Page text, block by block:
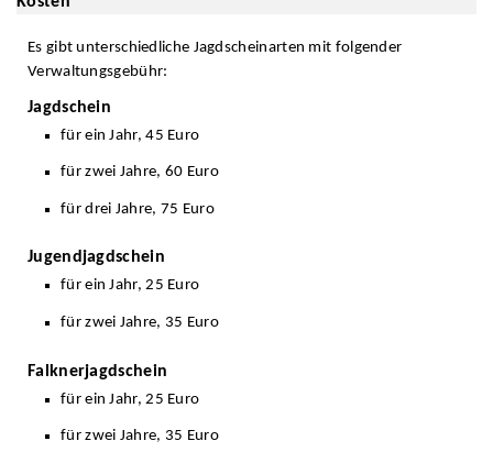
Es gibt unterschiedliche Jagdscheinarten mit folgender
Verwaltungsgebühr:
Jagdschein
für ein Jahr, 45 Euro
für zwei Jahre, 60 Euro
für drei Jahre, 75 Euro
Jugendjagdschein
für ein Jahr, 25 Euro
für zwei Jahre, 35 Euro
Falknerjagdschein
für ein Jahr, 25 Euro
für zwei Jahre, 35 Euro